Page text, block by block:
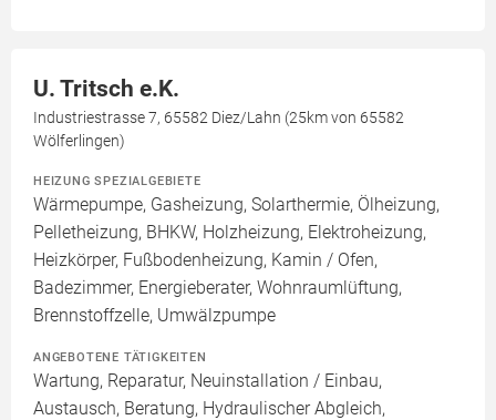
U. Tritsch e.K.
Industriestrasse 7, 65582 Diez/Lahn (25km von 65582
Wölferlingen)
HEIZUNG SPEZIALGEBIETE
Wärmepumpe, Gasheizung, Solarthermie, Ölheizung,
Pelletheizung, BHKW, Holzheizung, Elektroheizung,
Heizkörper, Fußbodenheizung, Kamin / Ofen,
Badezimmer, Energieberater, Wohnraumlüftung,
Brennstoffzelle, Umwälzpumpe
ANGEBOTENE TÄTIGKEITEN
Wartung, Reparatur, Neuinstallation / Einbau,
Austausch, Beratung, Hydraulischer Abgleich,